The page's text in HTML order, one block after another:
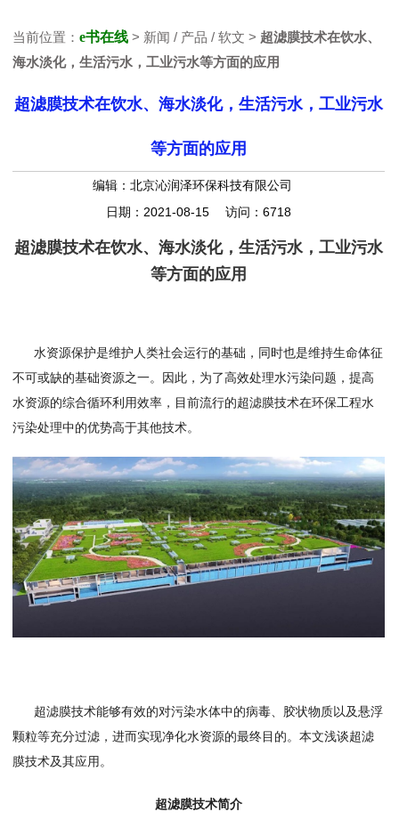
当前位置：e书在线 > 新闻 / 产品 / 软文 > 超滤膜技术在饮水、
海水淡化，生活污水，工业污水等方面的应用
超滤膜技术在饮水、海水淡化，生活污水，工业污水
等方面的应用
编辑：北京沁润泽环保科技有限公司
日期：2021-08-15 访问：6718
超滤膜技术在饮水、海水淡化，生活污水，工业污水
等方面的应用
水资源保护是维护人类社会运行的基础，同时也是维持生命体征
不可或缺的基础资源之一。因此，为了高效处理水污染问题，提高
水资源的综合循环利用效率，目前流行的超滤膜技术在环保工程水
污染处理中的优势高于其他技术。
超滤膜技术能够有效的对污染水体中的病毒、胶状物质以及悬浮
颗粒等充分过滤，进而实现净化水资源的最终目的。本文浅谈超滤
膜技术及其应用。
超滤膜技术简介